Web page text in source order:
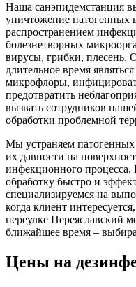
Наша санэпидемстанция
уничтожение патогенных
распространением
болезнетворных
вирусы, грибки, плесень.
длительное время
микрофлоры,
предотвратить
вызвать сотрудников
обработки проблемной
Мы устраняем патогенных
их давности на
инфекционного
обработку быстро и
специализируемся на
когда клиент
переулке Переяславский
ближайшее время –
Цены на